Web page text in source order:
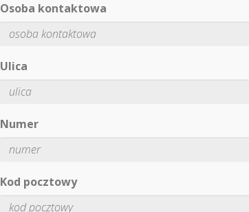
Osoba kontaktowa
Ulica
Numer
Kod pocztowy